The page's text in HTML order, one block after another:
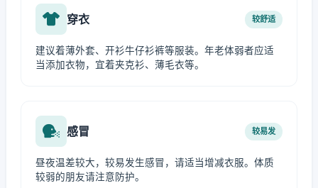
穿衣 较舒适
建议着薄外套、开衫牛仔衫裤等服装。年老体弱者应适
当添加衣物，宜着夹克衫、薄毛衣等。
感冒 较易发
昼夜温差较大，较易发生感冒，请适当增减衣服。体质
较弱的朋友请注意防护。